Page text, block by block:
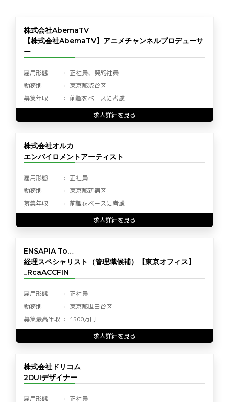
株式会社AbemaTV
【株式会社AbemaTV】アニメチャンネルプロデューサ
ー
雇用形態
正社員、契約社員
勤務地
東京都渋谷区
募集年収
前職をベースに考慮
求人詳細を見る
株式会社オルカ
エンバイロメントアーティスト
雇用形態
正社員
勤務地
東京都新宿区
募集年収
前職をベースに考慮
求人詳細を見る
ENSAPIA To…
経理スペシャリスト（管理職候補）【東京オフィス】
_RcaACCFIN
雇用形態
正社員
勤務地
東京都世田谷区
募集最高年収
1500万円
求人詳細を見る
株式会社ドリコム
2DUIデザイナー
雇用形態 正社員